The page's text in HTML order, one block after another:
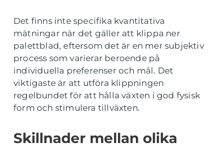
Det finns inte specifika kvantitativa
mätningar när det gäller att klippa ner
palettblad, eftersom det är en mer subjektiv
process som varierar beroende på
individuella preferenser och mål. Det
viktigaste är att utföra klippningen
regelbundet för att hålla växten i god fysisk
form och stimulera tillväxten.
Skillnader mellan olika